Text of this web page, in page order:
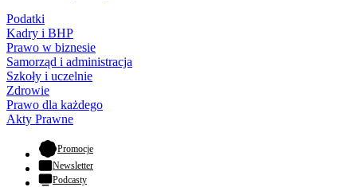
Podatki
Kadry i BHP
Prawo w biznesie
Samorząd i administracja
Szkoły i uczelnie
Zdrowie
Prawo dla każdego
Akty Prawne
Promocje- otwiera się w nowej karcie
Newsletter
Podcasty